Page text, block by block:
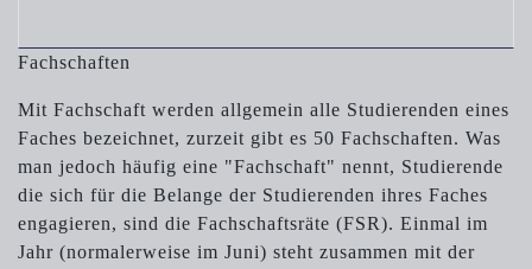
Fachschaften
Mit Fachschaft werden allgemein alle Studierenden eines
Faches bezeichnet, zurzeit gibt es 50 Fachschaften. Was
man jedoch häufig eine "Fachschaft" nennt, Studierende
die sich für die Belange der Studierenden ihres Faches
engagieren, sind die Fachschaftsräte (FSR). Einmal im
Jahr (normalerweise im Juni) steht zusammen mit der